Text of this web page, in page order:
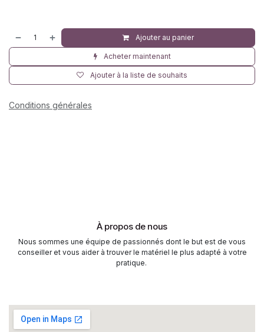
Ajouter au panier
Acheter maintenant
Ajouter à la liste de souhaits
Conditions générales
À propos de nous
Nous sommes une équipe de passionnés dont le but est de vous
conseiller et vous aider à trouver le matériel le plus adapté à votre
pratique.